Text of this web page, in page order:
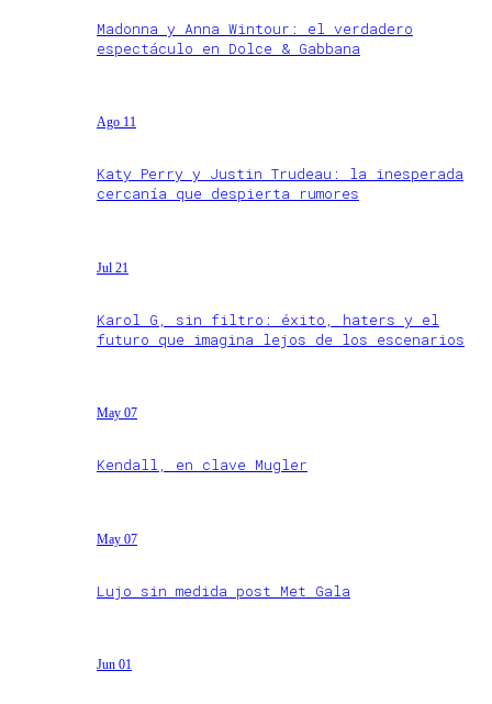
Madonna y Anna Wintour: el verdadero
espectáculo en Dolce & Gabbana
Ago 11
Katy Perry y Justin Trudeau: la inesperada
cercanía que despierta rumores
Jul 21
Karol G, sin filtro: éxito, haters y el
futuro que imagina lejos de los escenarios
May 07
Kendall, en clave Mugler
May 07
Lujo sin medida post Met Gala
Jun 01